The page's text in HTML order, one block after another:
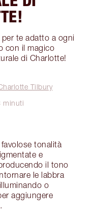
te adatto a ogni
con il magico
di Charlotte!
Tilbury
minuti
tonalità
e
il tono
le labbra
o
aggiungere